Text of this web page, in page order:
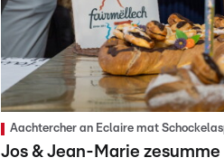
Aachtercher an Eclaire mat
Jos & Jean-Marie